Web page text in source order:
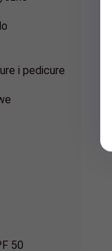
i pedicure
50